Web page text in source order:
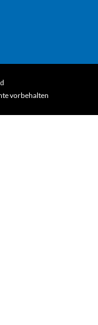
vorbehalten